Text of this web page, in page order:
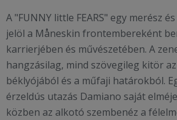
A "FUNNY little FEARS" egy merész
jelöl a Måneskin frontembereként
karrierjében és művészetében. A
hangzásilag, mind szövegileg kitör
béklyójából és a műfaji határokból.
érzeldús utazás Damiano saját
közben az alkotó szembenéz a